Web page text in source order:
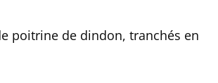
poitrine de dindon, tranchés en